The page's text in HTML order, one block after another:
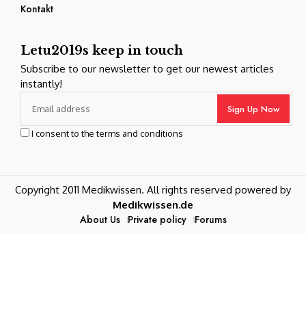
Kontakt
Letu2019s keep in touch
Subscribe to our newsletter to get our newest articles
instantly!
I consent to the terms and conditions
Copyright 2011 Medikwissen. All rights reserved powered by
Medikwissen.de
About Us Private policy Forums